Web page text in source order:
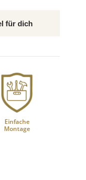
für dich
Einfache
Montage